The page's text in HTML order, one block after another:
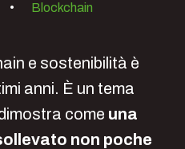
• Blockchain
e sostenibilità è
anni. È un tema
come una
non poche